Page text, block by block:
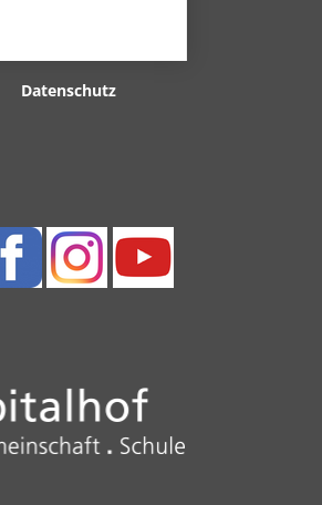
Datenschutz